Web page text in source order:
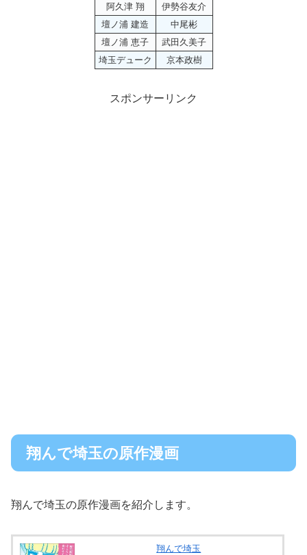
阿久津 翔
伊勢谷友介
壇ノ浦 建造
中尾彬
壇ノ浦 恵子
武田久美子
埼玉デューク
京本政樹
スポンサーリンク
翔んで埼玉の原作漫画
翔んで埼玉の原作漫画を紹介します。
翔んで埼玉